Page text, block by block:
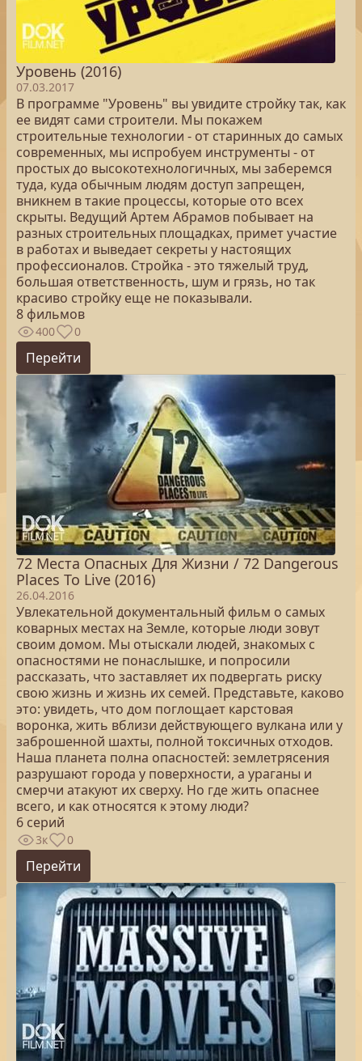
Уровень (2016)
07.03.2017
В программе "Уровень" вы увидите стройку так, как
ее видят сами строители. Мы покажем
строительные технологии - от старинных до самых
современных, мы испробуем инструменты - от
простых до высокотехнологичных, мы заберемся
туда, куда обычным людям доступ запрещен,
вникнем в такие процессы, которые ото всех
скрыты. Ведущий Артем Абрамов побывает на
разных строительных площадках, примет участие
в работах и выведает секреты у настоящих
профессионалов. Стройка - это тяжелый труд,
большая ответственность, шум и грязь, но так
красиво стройку еще не показывали.
8 фильмов
400 0
Перейти
72 Места Опасных Для Жизни / 72 Dangerous
Places To Live (2016)
26.04.2016
Увлекательной документальный фильм о самых
коварных местах на Земле, которые люди зовут
своим домом. Мы отыскали людей, знакомых с
опасностями не понаслышке, и попросили
рассказать, что заставляет их подвергать риску
свою жизнь и жизнь их семей. Представьте, каково
это: увидеть, что дом поглощает карстовая
воронка, жить вблизи действующего вулкана или у
заброшенной шахты, полной токсичных отходов.
Наша планета полна опасностей: землетрясения
разрушают города у поверхности, а ураганы и
смерчи атакуют их сверху. Но где жить опаснее
всего, и как относятся к этому люди?
6 серий
3к 0
Перейти